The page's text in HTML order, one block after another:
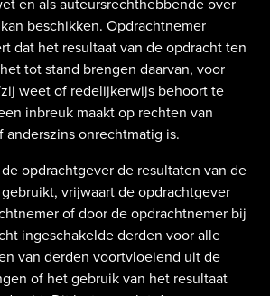
beschikken. Opdrachtnemer
dat het resultaat van de opdracht ten
tot stand brengen daarvan, voor
weet of redelijkerwijs behoort te
inbreuk maakt op rechten van
anderszins onrechtmatig is.
opdrachtgever de resultaten van de
vrijwaart de opdrachtgever
of door de opdrachtnemer bij
ingeschakelde derden voor alle
van derden voortvloeiend uit de
of het gebruik van het resultaat